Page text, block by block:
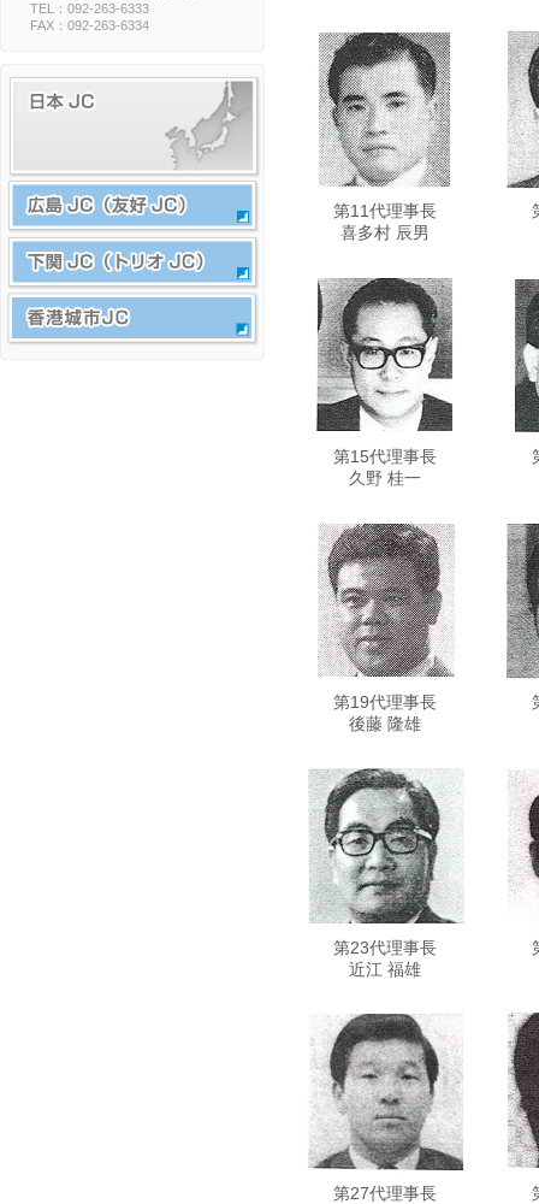
TEL：092-263-6333
FAX：092-263-6334
第11代理事長
喜多村 辰男
第15代理事長
久野 桂一
第19代理事長
後藤 隆雄
第23代理事長
近江 福雄
第27代理事長